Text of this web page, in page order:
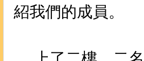
紹我們的成員。